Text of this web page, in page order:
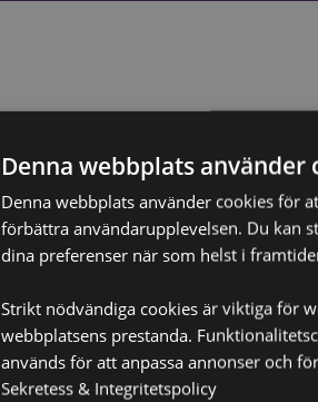
Denna webbplats använder
Denna webbplats använder cookies för
förbättra användarupplevelsen. Du kan
dina preferenser när som helst i
Strikt nödvändiga cookies är viktiga för
webbplatsens prestanda.
används för att anpassa annonser och
Sekretess & Integritetspolicy